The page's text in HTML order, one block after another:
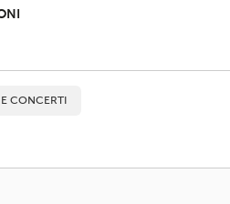
CONCERTI